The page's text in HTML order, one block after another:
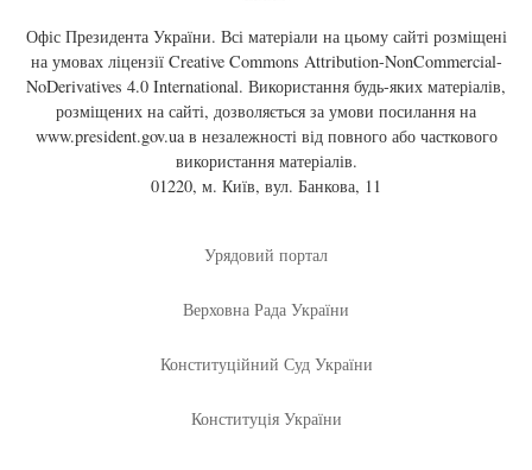
Офіс Президента України. Всі матеріали на цьому сайті розміщені
на умовах ліцензії Creative Commons Attribution-NonCommercial-
NoDerivatives 4.0 International. Використання будь-яких матеріалів,
розміщених на сайті, дозволяється за умови посилання на
www.president.gov.uaв незалежності від повного або часткового
використання матеріалів.
01220, м. Київ, вул. Банкова, 11
Урядовий портал
Верховна Рада України
Конституційний Суд України
Конституція України